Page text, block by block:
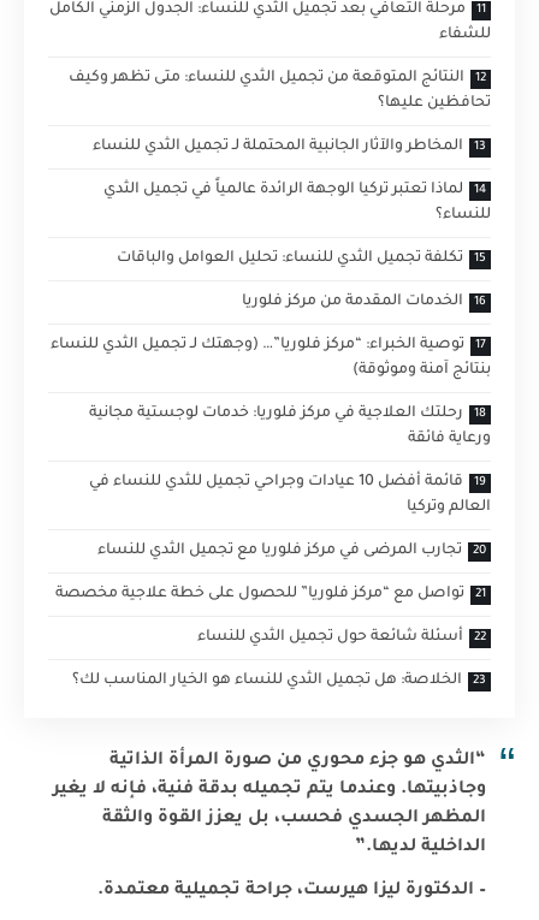
مرحلة التعافي بعد تجميل الثدي ‏للنساء: الجدول الزمني الكامل
للشفاء
النتائج المتوقعة من تجميل الثدي ‏للنساء: متى تظهر وكيف
تحافظين عليها؟
المخاطر والآثار الجانبية المحتملة لـ تجميل الثدي ‏للنساء
لماذا تعتبر تركيا الوجهة الرائدة عالمياً في تجميل الثدي
‏للنساء؟
تكلفة تجميل الثدي ‏للنساء: تحليل العوامل والباقات
الخدمات المقدمة من مركز فلوريا
توصية الخبراء: “مركز فلوريا”… (وجهتك لـ تجميل الثدي للنساء
بنتائج آمنة وموثوقة)
رحلتك العلاجية في مركز فلوريا: خدمات لوجستية مجانية
ورعاية فائقة
قائمة أفضل 10 عيادات وجراحي تجميل للثدي للنساء في
العالم وتركيا
تجارب المرضى في مركز فلوريا مع تجميل الثدي للنساء
تواصل مع “مركز فلوريا” للحصول على خطة علاجية مخصصة
أسئلة شائعة حول تجميل الثدي للنساء
الخلاصة: هل تجميل الثدي للنساء هو الخيار المناسب لك؟
“الثدي هو جزء محوري من صورة المرأة الذاتية
وجاذبيتها. وعندما يتم تجميله بدقة فنية، فإنه لا يغير
المظهر الجسدي فحسب، بل يعزز القوة والثقة
الداخلية لديها.”
– الدكتورة ليزا هيرست، جراحة تجميلية معتمدة.